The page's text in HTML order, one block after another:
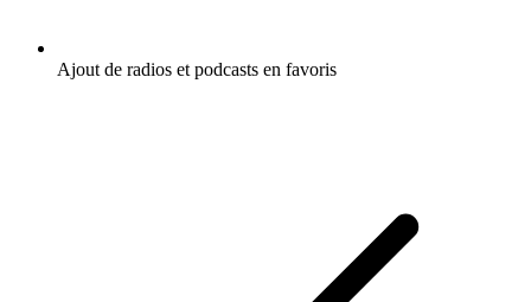
Ajout de radios et podcasts en favoris